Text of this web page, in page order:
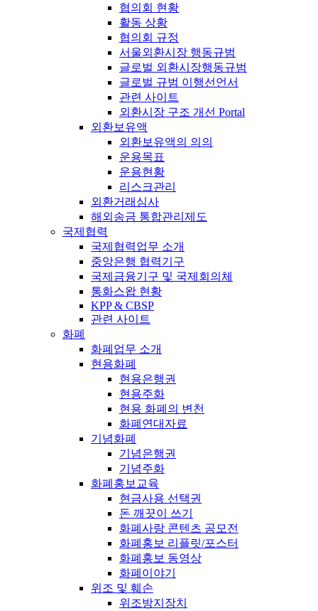
협의회 현황
활동 상황
협의회 규정
서울외환시장 행동규범
글로벌 외환시장행동규범
글로벌 규범 이행선언서
관련 사이트
외환시장 구조 개선 Portal
외환보유액
외환보유액의 의의
운용목표
운용현황
리스크관리
외환거래심사
해외송금 통합관리제도
국제협력
국제협력업무 소개
중앙은행 협력기구
국제금융기구 및 국제회의체
통화스왑 현황
KPP & CBSP
관련 사이트
화폐
화폐업무 소개
현용화폐
현용은행권
현용주화
현용 화폐의 변천
화폐연대자료
기념화폐
기념은행권
기념주화
화폐홍보교육
현금사용 선택권
돈 깨끗이 쓰기
화폐사랑 콘텐츠 공모전
화폐홍보 리플릿/포스터
화폐홍보 동영상
화폐이야기
위조 및 훼손
위조방지장치